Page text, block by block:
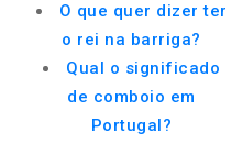
O que quer dizer ter
o rei na barriga?
Qual o significado
de comboio em
Portugal?